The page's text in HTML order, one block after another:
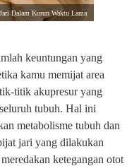
Dalam Kurun Waktu Lama
keuntungan yang
kamu memijat area
titik akupresur yang
tubuh. Hal ini
metabolisme tubuh dan
jari yang dilakukan
ketegangan otot